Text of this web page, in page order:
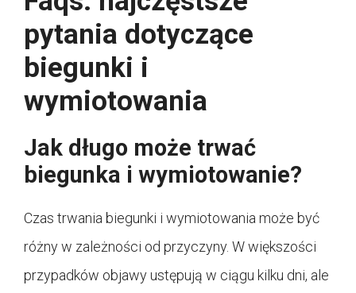
pytania dotyczące
biegunki i
wymiotowania
Jak długo może trwać
biegunka i wymiotowanie?
Czas trwania biegunki i wymiotowania może być
różny w zależności od przyczyny. W większości
przypadków objawy ustępują w ciągu kilku dni, ale